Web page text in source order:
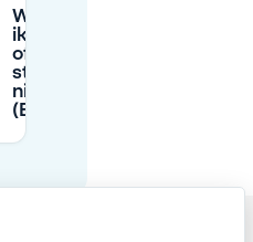
Wat moet ik doen als
ik te veel heb betaald
of als de
straatparkeermachine
niet werkt in Nijmegen
(Bottendaal)?